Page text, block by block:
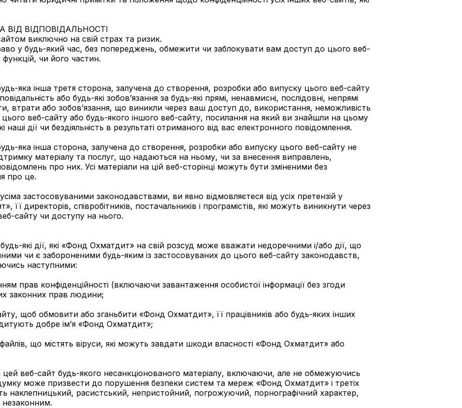
ВІДПОВІДАЛЬНОСТІ
виключно на свій страх та ризик.
у будь-який час, без попереджень, обмежити чи заблокувати вам доступ до цього веб-
чи його частин.
яка інша третя сторона, залучена до створення, розробки або випуску цього веб-сайту
або будь-які зобов’язання за будь-які прямі, ненавмисні, послідовні, непрямі
втрати або зобов’язання, що виникли через ваш доступ до, використання, неможливість
цього веб-сайту або будь-якого іншого веб-сайту, посилання на який ви знайшли на цьому
наші дії чи бездіяльність в результаті отриманого від вас електронного повідомлення.
яка інша сторона, залучена до створення, розробки або випуску цього веб-сайту не
матеріалу та послуг, що надаються на ньому, чи за внесення виправлень,
про них. Усі матеріали на цій веб-сторінці можуть бути зміненими без
про це.
застосовуваними законодавствами, ви явно відмовляєтеся від усіх претензій у
її директорів, співробітників, постачальників і програмістів, які можуть виникнути через
сайту чи доступу на нього.
які дії, які «Фонд Охматдит» на свій розсуд може вважати недоречними і/або дії, що
чи є забороненими будь-яким із застосовуваних до цього веб-сайту законодавств,
наступними:
прав конфіденційності (включаючи завантаження особистої інформації без згоди
законних прав людини;
щоб обмовити або зганьбити «Фонд Охматдит», її працівників або будь-яких інших
добре ім’я «Фонд Охматдит»;
що містять віруси, які можуть завдати шкоди власності «Фонд Охматдит» або
веб-сайт будь-якого несанкціонованого матеріалу, включаючи, але не обмежуючись
може призвести до порушення безпеки систем та мереж «Фонд Охматдит» і третіх
наклепницький, расистський, непристойний, погрожуючий, порнографічний характер,